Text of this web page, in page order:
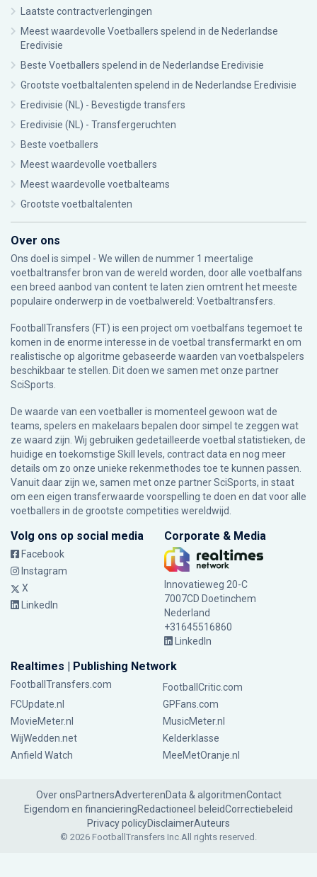
Laatste contractverlengingen
Meest waardevolle Voetballers spelend in de Nederlandse
Eredivisie
Beste Voetballers spelend in de Nederlandse Eredivisie
Grootste voetbaltalenten spelend in de Nederlandse Eredivisie
Eredivisie (NL) - Bevestigde transfers
Eredivisie (NL) - Transfergeruchten
Beste voetballers
Meest waardevolle voetballers
Meest waardevolle voetbalteams
Grootste voetbaltalenten
Over ons
Ons doel is simpel - We willen de nummer 1 meertalige
voetbaltransfer bron van de wereld worden, door alle voetbalfans
een breed aanbod van content te laten zien omtrent het meeste
populaire onderwerp in de voetbalwereld: Voetbaltransfers.
FootballTransfers (FT) is een project om voetbalfans tegemoet te
komen in de enorme interesse in de voetbal transfermarkt en om
realistische op algoritme gebaseerde waarden van voetbalspelers
beschikbaar te stellen. Dit doen we samen met onze partner
SciSports
De waarde van een voetballer is momenteel gewoon wat de
teams, spelers en makelaars bepalen door simpel te zeggen wat
ze waard zijn. Wij gebruiken gedetailleerde voetbal statistieken, de
huidige en toekomstige Skill levels, contract data en nog meer
details om zo onze unieke rekenmethodes toe te kunnen passen.
Vanuit daar zijn we, samen met onze partner SciSports, in staat
om een eigen transferwaarde voorspelling te doen en dat voor alle
voetballers in de grootste competities wereldwijd.
Volg ons op social media
Facebook
Instagram
X
LinkedIn
Corporate & Media
Innovatieweg 20-C
7007CD Doetinchem
Nederland
+31645516860
LinkedIn
Realtimes | Publishing Network
FootballTransfers.com
FootballCritic.com
FCUpdate.nl
GPFans.com
MovieMeter.nl
MusicMeter.nl
WijWedden.net
Kelderklasse
Anfield Watch
MeeMetOranje.nl
Over onsPartnersAdverterenData & algoritmenContact
Eigendom en financieringRedactioneel beleidCorrectiebeleid
Privacy policyDisclaimerAuteurs
© 2026 FootballTransfers Inc.All rights reserved.